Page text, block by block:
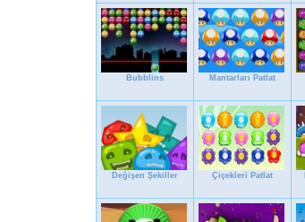
Bubblins Mantarları Patlat
Değişen Şekiller Çiçekleri Patlat